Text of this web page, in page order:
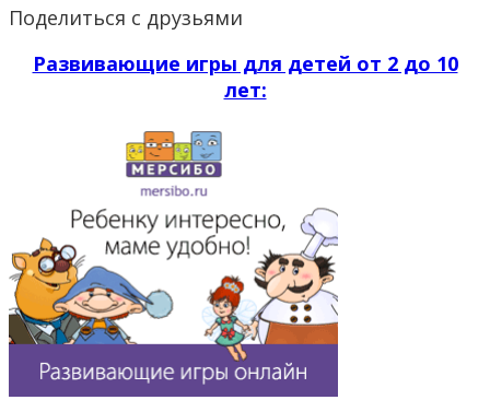
Поделиться с друзьями
Развивающие игры для детей от 2 до 10
лет: